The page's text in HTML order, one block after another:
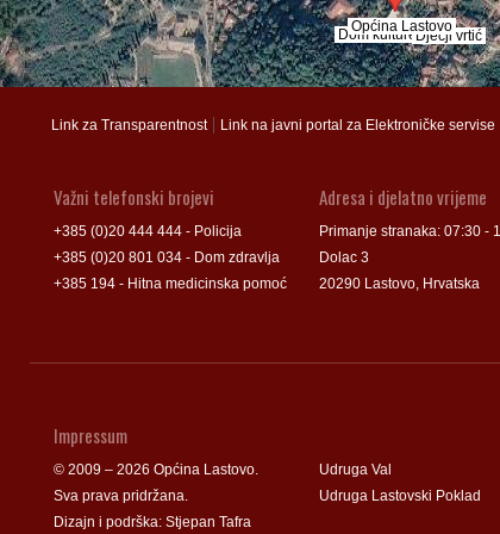
Općina Lastovo
Dječji vrtić
Dom kulture
Općina Lastovo
Dječji vrtić
Dom kulture
Link za Transparentnost| Link na javni portal za Elektroničke servise
Adresa i djelatno vrijeme
Primanje stranaka: 07:30 -
Dolac 3
20290 Lastovo, Hrvatska
Važni telefonski brojevi
+385 (0)20 444 444 - Policija
+385 (0)20 801 034 - Dom zdravlja
+385 194 - Hitna medicinska pomoć
Udruga Val
Udruga Lastovski Poklad
Impressum
© 2009 – 2026 Općina Lastovo.
Sva prava pridržana.
Dizajn i podrška: Stjepan Tafra